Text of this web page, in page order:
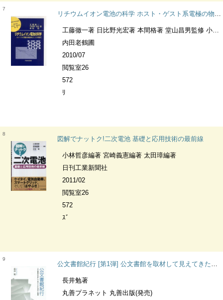
7
リチウムイオン電池の科学 ホスト・ゲスト系電極の物理化学からナノテク材料まで 材料学シリーズ
工藤徹一著 日比野光宏著 本間格著 堂山昌男監修 小川恵一監修 北田正弘監修
内田老鶴圃
2010/07
閲覧室26
572
ﾘ
8
図解でナットク!二次電池 基礎と応用技術の最前線
小林哲彦編著 宮崎義憲編著 太田璋編著
日刊工業新聞社
2011/02
閲覧室26
572
ｽﾞ
9
公文書館紀行 [第1弾] 公文書館を取材して見えてきた現状と課題
長井勉著
丸善プラネット 丸善出版(発売)